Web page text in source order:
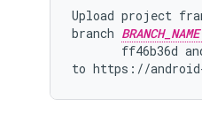
Upload project
branch BRANCH_NAME
ff46b36d
to https : //android